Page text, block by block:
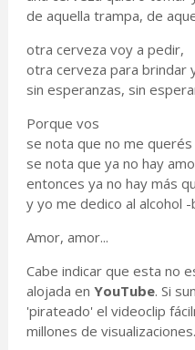
de aquella trampa, de
otra cerveza voy a pedir,
otra cerveza para brindar
sin esperanzas, sin
Porque vos
se nota que no me querés
se nota que ya no hay
entonces ya no hay más
y yo me dedico al alcohol -
Amor, amor...
Cabe indicar que esta no
alojada en YouTube. Si
'pirateado' el videoclip
millones de visualizaciones.